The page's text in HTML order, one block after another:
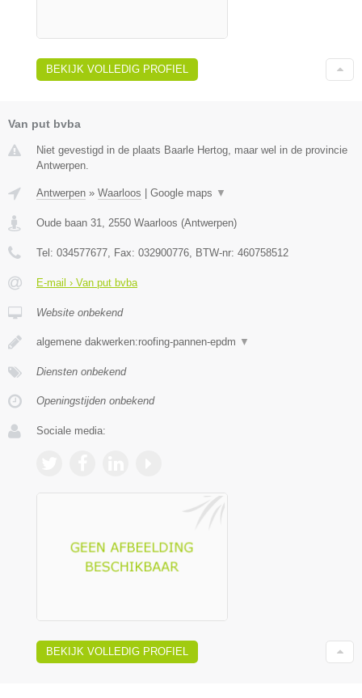
BEKIJK VOLLEDIG PROFIEL
Van put bvba
Niet gevestigd in de plaats Baarle Hertog, maar wel in de provincie
Antwerpen.
Antwerpen » Waarloos Google maps ▼
Oude baan 31, 2550 Waarloos (Antwerpen)
Tel: 034577677, Fax: 032900776, BTW-nr: 460758512
E-mail › Van put bvba
Website onbekend
algemene dakwerken:roofing-pannen-epdm ▼
Diensten onbekend
Openingstijden onbekend
Sociale media:
BEKIJK VOLLEDIG PROFIEL